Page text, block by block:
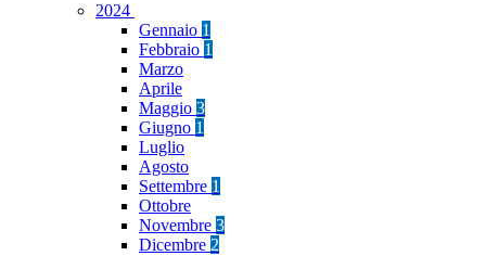
2024
Gennaio 1
Febbraio 1
Marzo
Aprile
Maggio 3
Giugno 1
Luglio
Agosto
Settembre 1
Ottobre
Novembre 3
Dicembre 2